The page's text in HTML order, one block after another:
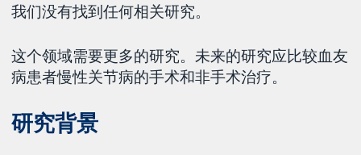
我们没有找到任何相关研究。
这个领域需要更多的研究。未来的研究应比较血友
病患者慢性关节病的手术和非手术治疗。
研究背景